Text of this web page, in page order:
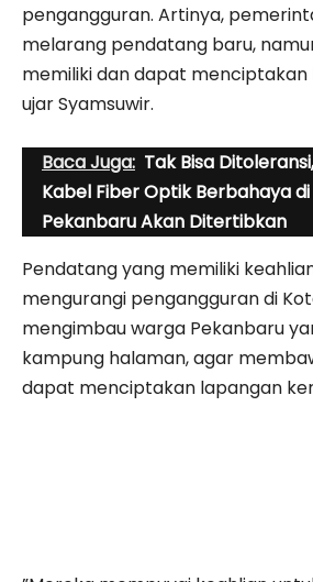
pengangguran. Artinya,
melarang pendatang baru,
memiliki dan dapat menciptakan
ujar Syamsuwir.
Baca Juga: Tak Bisa Ditoleransi,
Kabel Fiber Optik Berbahaya di
Pekanbaru Akan Ditertibkan
Pendatang yang memiliki
mengurangi pengangguran di
mengimbau warga Pekanbaru
kampung halaman, agar
dapat menciptakan lapangan